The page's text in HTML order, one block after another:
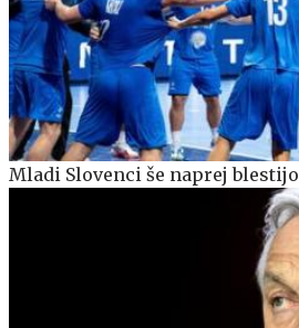
Mladi Slovenci še naprej blestijo